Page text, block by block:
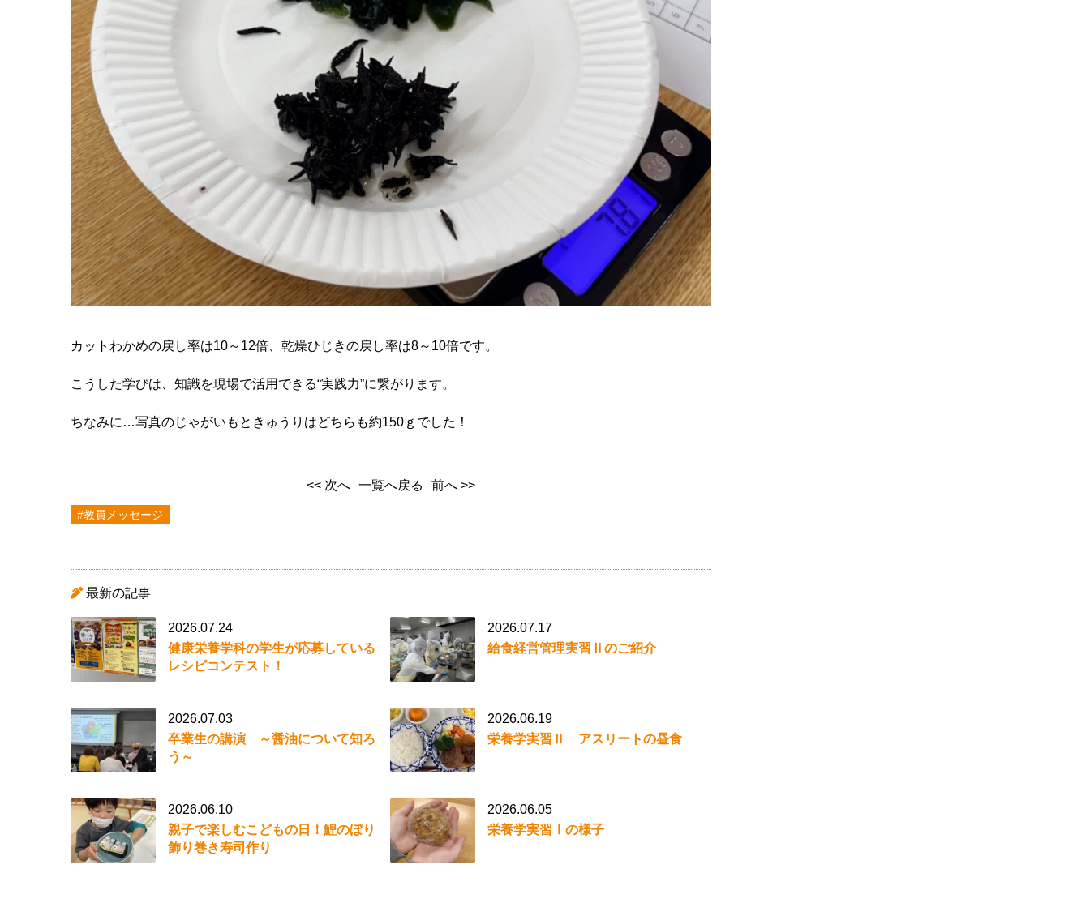
カットわかめの戻し率は10～12倍、乾燥ひじきの戻し率は8～10倍です。
こうした学びは、知識を現場で活用できる“実践力”に繋がります。
ちなみに…写真のじゃがいもときゅうりはどちらも約150ｇでした！
<< 次へ 一覧へ戻る 前へ >>
#教員メッセージ
最新の記事
2026.07.24
健康栄養学科の学生が応募している
レシピコンテスト！
2026.07.17
給食経営管理実習Ⅱのご紹介
2026.07.03
卒業生の講演 ～醤油について知ろ
う～
2026.06.19
栄養学実習Ⅱ アスリートの昼食
2026.06.10
親子で楽しむこどもの日！鯉のぼり
飾り巻き寿司作り
2026.06.05
栄養学実習Ⅰの様子